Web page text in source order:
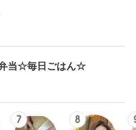
当☆毎日ごはん☆
7 8